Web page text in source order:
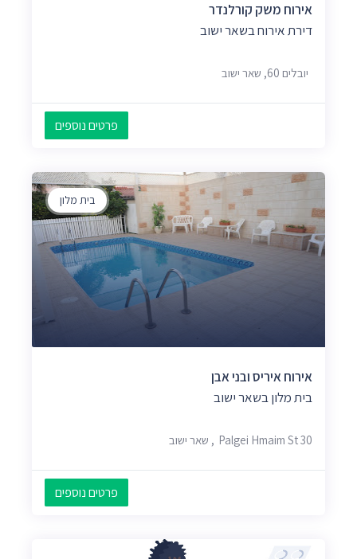
אירוח משק קורלנדר
דירת אירוח בשאר ישוב
יובלים 60, שאר ישוב
פרטים נוספים
בית מלון
אירוח איריס ובני אבן
בית מלון בשאר ישוב
Palgei Hmaim St 30, שאר ישוב
פרטים נוספים